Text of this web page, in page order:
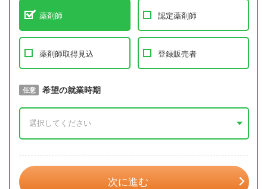
薬剤師 認定薬剤師
薬剤師取得見込 登録販売者
必須 取得予定年
任意 希望の就業時期
次に進む